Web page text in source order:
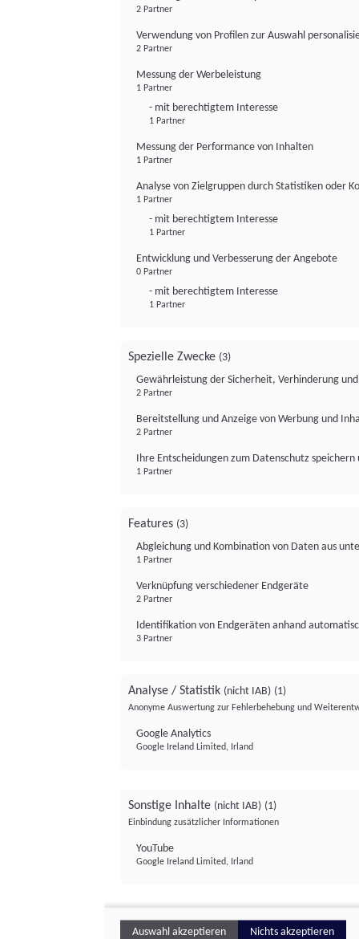
2 Partner
Verwendung von Profilen zur Auswahl
2 Partner
Messung der Werbeleistung
1 Partner
- mit berechtigtem Interesse
1 Partner
Messung der Performance von Inhalten
1 Partner
Analyse von Zielgruppen durch Statistiken oder
1 Partner
- mit berechtigtem Interesse
1 Partner
Entwicklung und Verbesserung der Angebote
0 Partner
- mit berechtigtem Interesse
1 Partner
Spezielle Zwecke (3)
Gewährleistung der Sicherheit, Verhinderung
2 Partner
Bereitstellung und Anzeige von Werbung und
2 Partner
Ihre Entscheidungen zum Datenschutz
1 Partner
Features (3)
Abgleichung und Kombination von Daten aus
1 Partner
Verknüpfung verschiedener Endgeräte
2 Partner
Identifikation von Endgeräten anhand
3 Partner
Analyse / Statistik (nicht IAB) (1)
Anonyme Auswertung zur Fehlerbehebung und
Google Analytics
Google Ireland Limited, Irland
Sonstige Inhalte (nicht IAB) (1)
Einbindung zusätzlicher Informationen
YouTube
Google Ireland Limited, Irland
Auswahl akzeptieren Nichts akzeptieren